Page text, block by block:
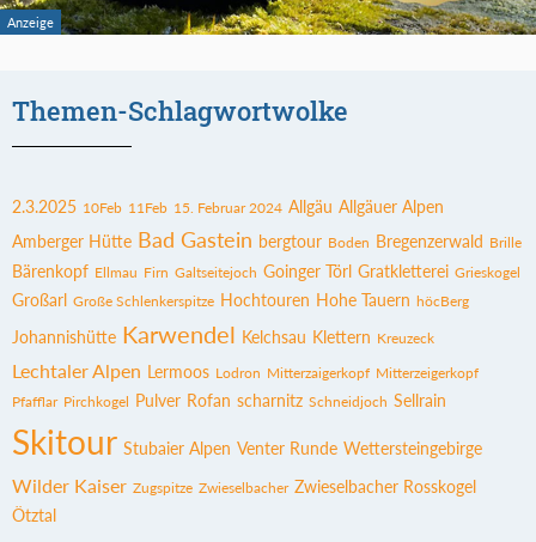
Themen-Schlagwortwolke
2.3.2025 10Feb 11Feb 15. Februar 2024 Allgäu Allgäuer Alpen
Amberger Hütte Bad Gastein bergtour Boden Bregenzerwald Brille
Bärenkopf Ellmau Firn Galtseitejoch Goinger Törl Gratkletterei Grieskogel
Großarl Große Schlenkerspitze Hochtouren Hohe Tauern höcBerg
Johannishütte Karwendel Kelchsau Klettern Kreuzeck
Lechtaler Alpen Lermoos Lodron Mitterzaigerkopf Mitterzeigerkopf
Pfafflar Pirchkogel Pulver Rofan scharnitz Schneidjoch Sellrain
Skitour Stubaier Alpen Venter Runde Wettersteingebirge
Wilder Kaiser Zugspitze Zwieselbacher Zwieselbacher Rosskogel
Ötztal